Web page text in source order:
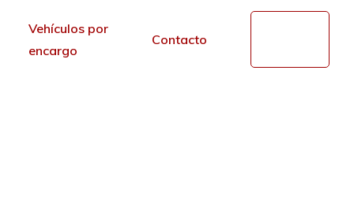
Vehículos por
encargo
Contacto